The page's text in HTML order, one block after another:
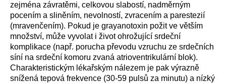
zejména závratěmi, celkovou slabostí, nadměrným
pocením a sliněním, nevolností, zvracením a parestezií
(mravenčením). Pokud je grayanotoxin požit ve větším
množství, může vyvolat i život ohrožující srdeční
komplikace (např. porucha převodu vzruchu ze srdečních
síní na srdeční komoru zvaná atrioventrikulární blok).
Charakteristickým lékařským nálezem je pak výrazně
snížená tepová frekvence (30-59 pulsů za minutu) a nízký